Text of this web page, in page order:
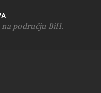
području BiH.